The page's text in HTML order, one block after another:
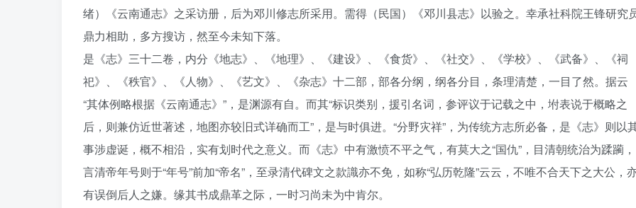
绪）《云南通志》之采访册，后为邓川修志所采用。需得（民国）《邓川县志》以验之。幸承社科院王锋研究
鼎力相助，多方搜访，然至今未知下落。
是《志》三十二卷，内分《地志》、《地理》、《建设》、《食货》、《社交》、《学校》、《武备》、《祠
祀》、《秩官》、《人物》、《艺文》、《杂志》十二部，部各分纲，纲各分目，条理清楚，一目了然。据云
“其体例略根据《云南通志》”，是渊源有自。而其“标识类别，援引名词，参评议于记载之中，坿表说于概略之
后，则兼仿近世著述，地图亦较旧式详确而工”，是与时俱进。“分野灾祥”，为传统方志所必备，是《志》则以
事涉虚诞，概不相沿，实有划时代之意义。而《志》中有激愤不平之气，有莫大之“国仇”，目清朝统治为蹂躏，
言清帝年号则于“年号”前加“帝名”，至录清代碑文之款識亦不免，如称“弘历乾隆”云云，不唯不合天下之大公，
有误倒后人之嫌。缘其书成鼎革之际，一时习尚未为中肯尔。